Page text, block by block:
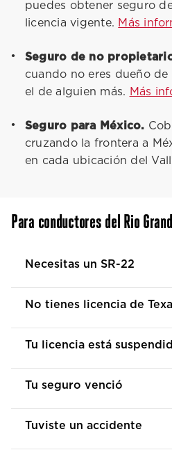
puedes obtener seguro
licencia vigente. Más
Seguro de no
cuando no eres dueño
el de alguien más. Más
Seguro para México.
cruzando la frontera a
en cada ubicación del
Para conductores del Rio
Necesitas un SR-22
No tienes licencia de
Tu licencia está
Tu seguro venció
Tuviste un accidente